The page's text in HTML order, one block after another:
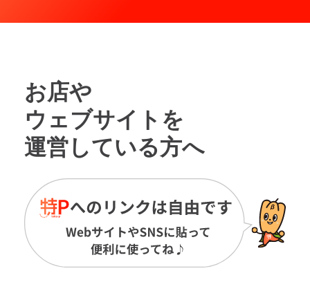
お店や
ウェブサイトを
運営している方へ